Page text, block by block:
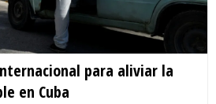
para aliviar la
en Cuba